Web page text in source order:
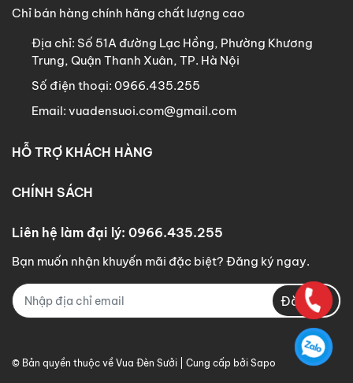
Chỉ bán hàng chính hãng chất lượng cao
Địa chỉ: Số 51A đường Lạc Hồng, Phường Khương
Trung, Quận Thanh Xuân, TP. Hà Nội
Số điện thoại: 0966.435.255
Email: vuadensuoi.com@gmail.com
HỖ TRỢ KHÁCH HÀNG
CHÍNH SÁCH
Liên hệ làm đại lý: 0966.435.255
Bạn muốn nhận khuyến mãi đặc biệt? Đăng ký ngay.
Đăng ký
© Bản quyền thuộc về Vua Đèn Sưởi | Cung cấp bởi Sapo